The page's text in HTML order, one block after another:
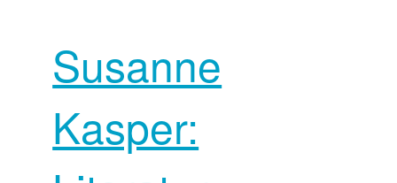
Susanne
Kasper: